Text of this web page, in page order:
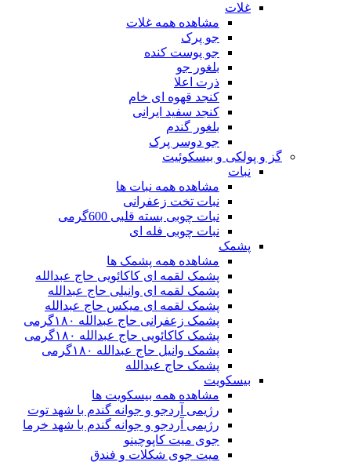
غلات
مشاهده همه غلات
جو پرک
جو پوست کنده
بلغور جو
ذرت اعلا
کنجد قهوه ای خام
کنجد سفید ایرانی
بلغور گندم
جو دوسر پرک
گز و پولکی و بیسکوئیت
نبات
مشاهده همه نبات ها
نبات تخت زعفرانی
نبات چوبی بسته قلبی 600گرمی
نبات چوبی فله ای
پشمک
مشاهده همه پشمک ها
پشمک لقمه ای کاکائویی حاج عبدالله
پشمک لقمه ای وانیلی حاج عبدالله
پشمک لقمه ای میکس حاج عبدالله
پشمک زعفرانی حاج عبدالله ۱۸۰گرمی
پشمک کاکائویی حاج عبدالله ۱۸۰گرمی
پشمک وانیل حاج عبدالله ۱۸۰گرمی
پشمک حاج عبدالله
بیسکویت
مشاهده همه بیسکویت ها
رژیمی آردجو و جوانه گندم با شهد توت
رژیمی آردجو و جوانه گندم با شهد خرما
جوی میت کاپوچینو
میت جوی شکلات و فندق